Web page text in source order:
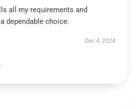
all my requirements and
dependable choice.
Dec 4, 2024